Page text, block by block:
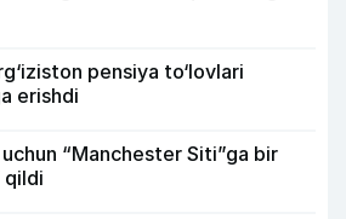
pensiya to‘lovlari
erishdi
“Manchester Siti”ga bir